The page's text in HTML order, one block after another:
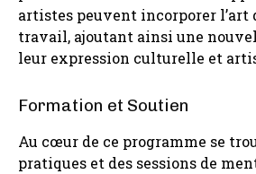
artistes peuvent incorporer l’art
travail, ajoutant ainsi une
leur expression culturelle et
Formation et Soutien
Au cœur de ce programme se
pratiques et des sessions de